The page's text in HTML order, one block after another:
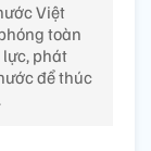
Việt
toàn
lực, phát
để thúc